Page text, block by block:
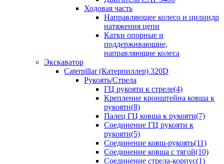
Ходовая часть
Направляющее колесо и цилиндр
натяжения цепи
Катки опорные и
поддерживающие,
направляющие колеса
Экскаватор
Caterpillar (Катерпиллер) 320D
Рукоять/Стрела
ГЦ рукояти к стреле(4)
Крепление кронштейна ковша к
рукояти(8)
Палец ГЦ ковша к рукояти(7)
Соединение ГЦ рукояти к
рукояти(5)
Соединение ковш-рукоять(11)
Соединение ковша с тягой(10)
Соединение стрела-корпус(1)